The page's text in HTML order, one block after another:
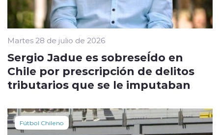
Martes 28 de julio de 2026
Sergio Jadue es sobreseÍdo en
Chile por prescripción de delitos
tributarios que se le imputaban
Fútbol Chileno